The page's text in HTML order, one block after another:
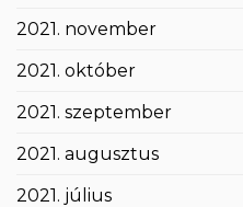
2021. november
2021. október
2021. szeptember
2021. augusztus
2021. július